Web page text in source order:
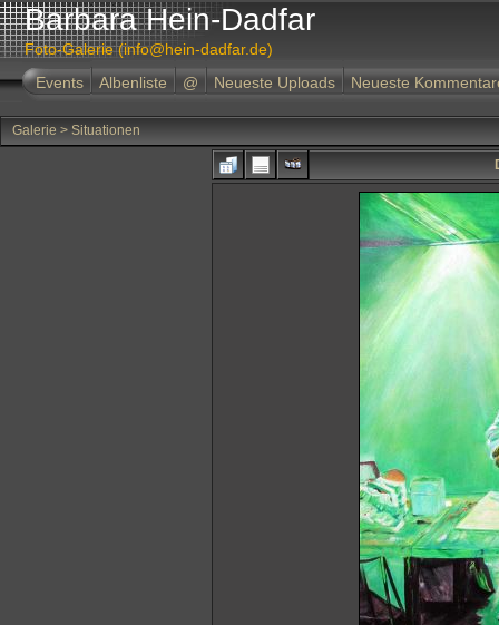
Barbara Hein-Dadfar
Foto-Galerie (info@hein-dadfar.de)
Events
Albenliste @ Neueste Uploads Neueste
Galerie > Situationen